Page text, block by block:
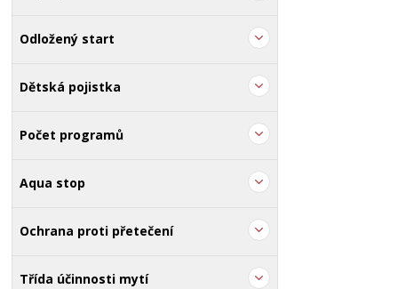
Odložený start
Dětská pojistka
Počet programů
Aqua stop
Ochrana proti přetečení
Třída účinnosti mytí